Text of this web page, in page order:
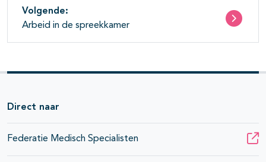
Volgende:
Arbeid in de spreekkamer
Direct naar
Federatie Medisch Specialisten